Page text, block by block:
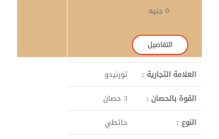
العلامة التجارية :
تورنيدو
القوة بالحصان :
3 حصان
النوع :
حائطي